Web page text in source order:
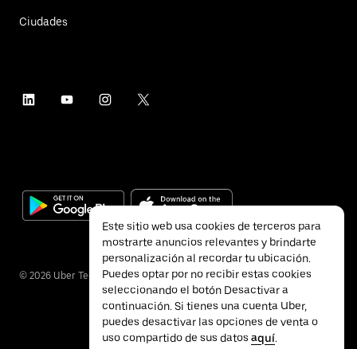
Ciudades
© 2026 Uber Technologies Inc.
Este sitio web usa cookies de terceros para
mostrarte anuncios relevantes y brindarte
personalización al recordar tu ubicación.
Puedes optar por no recibir estas cookies
seleccionando el botón Desactivar a
continuación. Si tienes una cuenta Uber,
puedes desactivar las opciones de venta o
uso compartido de sus datos aquí.